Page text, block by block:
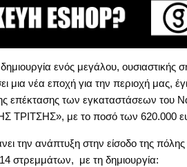
ενός μεγάλου, ουσιαστικής
μια νέα εποχή για την περιοχή μας,
επέκτασης των εγκαταστάσεων του
ΤΡΙΤΣΗΣ», με το ποσό των 620.000
την ανάπτυξη στην είσοδο της
στρεμμάτων, με τη δημιουργία: